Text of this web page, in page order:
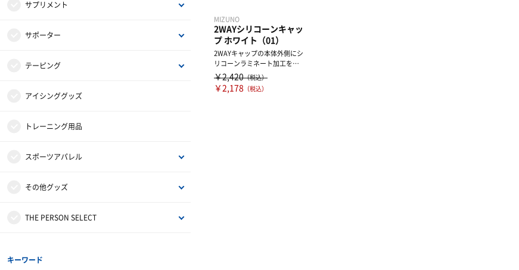
MIZUNO
2WAYシリコーンキャッ
プ ホワイト（01）
2WAYキャップの本体外側にシ
リコーンラミネート加工を施
した2WAYシリコーンキ...
￥2,420（税込）
￥2,178 （税込）
ポーチ
タオル
その他アクセサリー・グッズ
インナー・パッド
インナーシャツ
インナーパンツ・タイツ
レディスインナー
サプリメント
アミノ酸
ビタミン・ミネラル
ドリンク
補給食
プロテイン
その他サプリメント
グッズ・アクセサリー
サポーター
ひじ・手首・指用サポーター
大腿・ふくらはぎ用サポーター
腰用サポーター
ひざ用サポーター
足首用サポーター
その他サポーター
テーピング
非伸縮テープ
伸縮テープ
アンダーラップ
その他テーピンググッズ
アイシンググッズ
トレーニング用品
スポーツアパレル
半袖シャツ
長袖シャツ
その他グッズ
サンダル
THE PERSON SELECT
キーワード